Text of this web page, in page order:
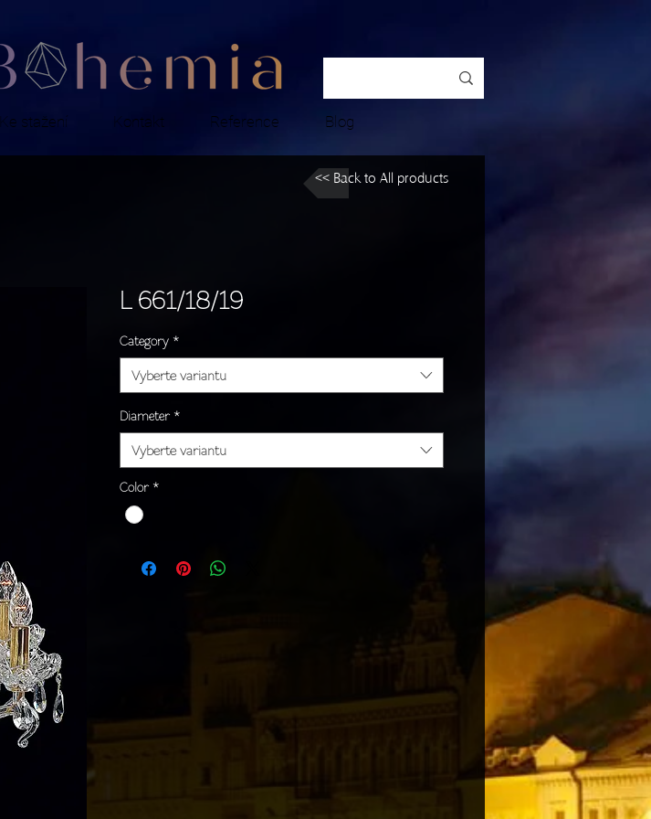
Ke stažení Kontakt Reference Blog
L 661/18/19
Category *
Vyberte variantu
Diameter *
Vyberte variantu
Color *
<< Back to All products